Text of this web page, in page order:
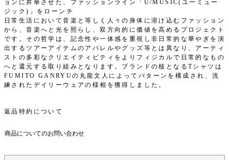
ョンに昇華させた、ファッションライン「U/MUSIC(ユーミュー
ジック)」をローンチ
日常生活において音楽と等しく人々の身体に溶け込むファッション
から、音楽へと光を照らし、双方向的に価値を高めるプロジェクト
です。その哲学は、記念性や一体感を重視し非日常的な華やぎを演
出するツアーアイテムのアパレルやグッズ等とは異なり、アーティ
ストの多彩なクリエイティビティをよりフィジカルで日常的なもの
へと還元する取り組みとなります。ブランドの核となるTシャツは
FUMITO GANRYUの丸龍文人によってパターンを構成され、洗
練されたデイリーウェアの様相を獲得しました。
返品特約について
商品についてのお問い合わせ